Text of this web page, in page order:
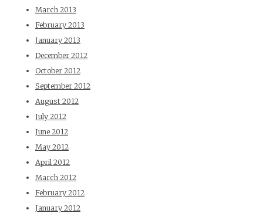
March 2013
February 2013
January 2013
December 2012
October 2012
September 2012
August 2012
July 2012
June 2012
May 2012
April 2012
March 2012
February 2012
January 2012